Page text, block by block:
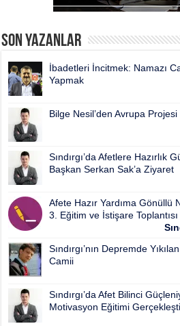
Son Yazanlar
İbadetleri İncitmek: Namazı
Yapmak
Bilge Nesil’den Avrupa
Sındırgı’da Afetlere Hazırlık
Başkan Serkan Sak’a Ziyaret
Afete Hazır Yardıma Gönüllü
3. Eğitim ve İstişare
Sındırgı’nın Depremde
Camii
Sındırgı’da Afet Bilinci
Motivasyon Eğitimi